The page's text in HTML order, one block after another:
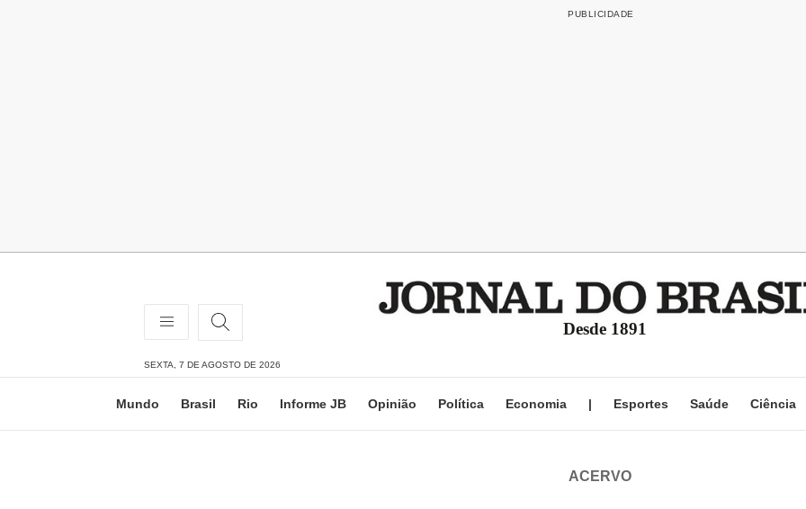
Desde 1891
SEXTA, 7 DE AGOSTO DE 2026
Mundo Brasil Rio Informe JB Opinião Política Economia | Esportes Saúde Ciência
ACERVO